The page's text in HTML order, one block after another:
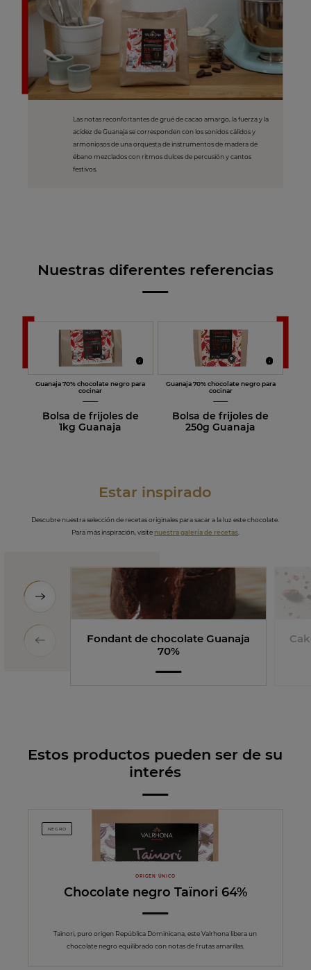
Las notas reconfortantes de grué de cacao amargo, la fuerza y la
acidez de Guanaja se corresponden con los sonidos cálidos y
armoniosos de una orquesta de instrumentos de madera de
ébano mezclados con ritmos dulces de percusión y cantos
festivos.
Nuestras diferentes referencias
Guanaja 70% chocolate negro para
cocinar
Bolsa de frijoles de
1kg Guanaja
Guanaja 70% chocolate negro para
cocinar
Bolsa de frijoles de
250g Guanaja
Estar inspirado
Descubre nuestra selección de recetas originales para sacar a la luz este chocolate.
Para más inspiración, visitenuestra galería de recetas.
Fondant de chocolate Guanaja
70%
Estos productos pueden ser de su
interés
NEGRO
ORIGEN ÚNICO
Chocolate negro Taïnori 64%
Taïnori, puro origen República Dominicana, este Valrhona libera un
chocolate negro equilibrado con notas de frutas amarillas.